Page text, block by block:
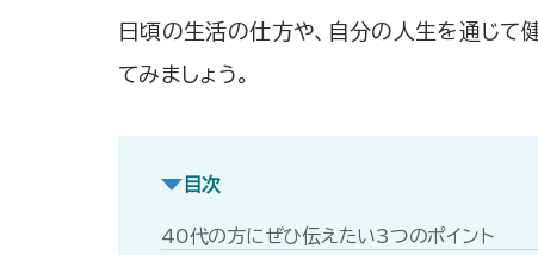
日頃の生活の仕方や、自分の人生を通じて
てみましょう。
目次
40代の方にぜひ伝えたい3つのポイント